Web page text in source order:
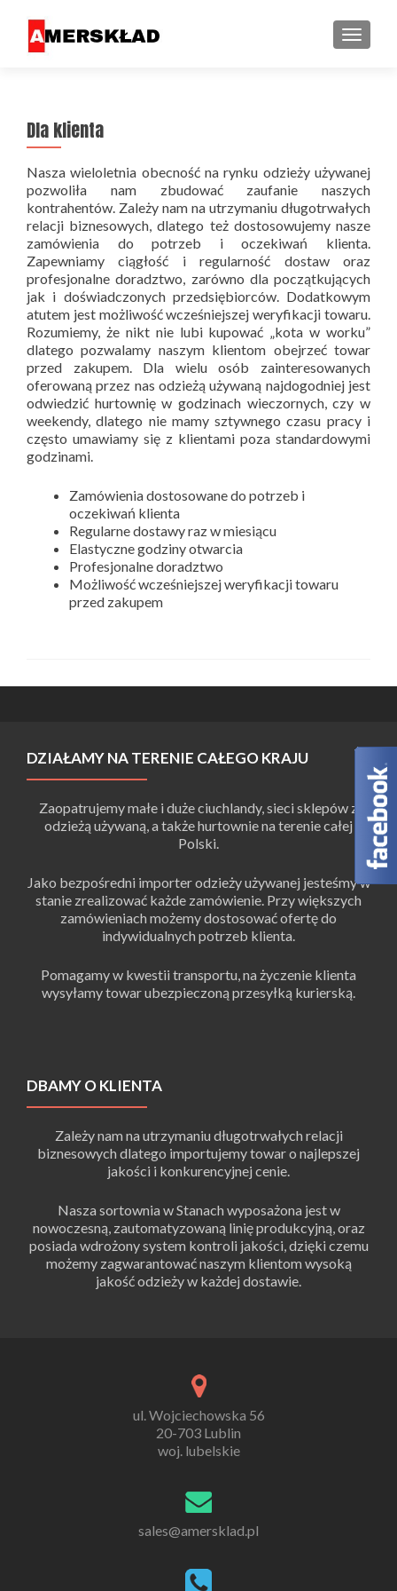
Dla klienta
Nasza wieloletnia obecność na rynku odzieży używanej
pozwoliła nam zbudować zaufanie naszych
kontrahentów. Zależy nam na utrzymaniu długotrwałych
relacji biznesowych, dlatego też dostosowujemy nasze
zamówienia do potrzeb i oczekiwań klienta.
Zapewniamy ciągłość i regularność dostaw oraz
profesjonalne doradztwo, zarówno dla początkujących
jak i doświadczonych przedsiębiorców. Dodatkowym
atutem jest możliwość wcześniejszej weryfikacji towaru.
Rozumiemy, że nikt nie lubi kupować „kota w worku”
dlatego pozwalamy naszym klientom obejrzeć towar
przed zakupem. Dla wielu osób zainteresowanych
oferowaną przez nas odzieżą używaną najdogodniej jest
odwiedzić hurtownię w godzinach wieczornych, czy w
weekendy, dlatego nie mamy sztywnego czasu pracy i
często umawiamy się z klientami poza standardowymi
godzinami.
Zamówienia dostosowane do potrzeb i
oczekiwań klienta
Regularne dostawy raz w miesiącu
Elastyczne godziny otwarcia
Profesjonalne doradztwo
Możliwość wcześniejszej weryfikacji towaru
przed zakupem
DZIAŁAMY NA TERENIE CAŁEGO KRAJU
Zaopatrujemy małe i duże ciuchlandy, sieci sklepów z
odzieżą używaną, a także hurtownie na terenie całej
Polski.
Jako bezpośredni importer odzieży używanej jesteśmy w
stanie zrealizować każde zamówienie. Przy większych
zamówieniach możemy dostosować ofertę do
indywidualnych potrzeb klienta.
Pomagamy w kwestii transportu, na życzenie klienta
wysyłamy towar ubezpieczoną przesyłką kurierską.
DBAMY O KLIENTA
Zależy nam na utrzymaniu długotrwałych relacji
biznesowych dlatego importujemy towar o najlepszej
jakości i konkurencyjnej cenie.
Nasza sortownia w Stanach wyposażona jest w
nowoczesną, zautomatyzowaną linię produkcyjną, oraz
posiada wdrożony system kontroli jakości, dzięki czemu
możemy zagwarantować naszym klientom wysoką
jakość odzieży w każdej dostawie.
ul. Wojciechowska 56
20-703 Lublin
woj. lubelskie
sales@amersklad.pl